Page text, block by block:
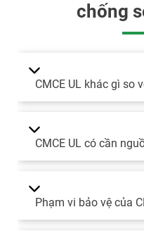
chống
CMCE UL khác gì so
CMCE UL có cần
Phạm vi bảo vệ của